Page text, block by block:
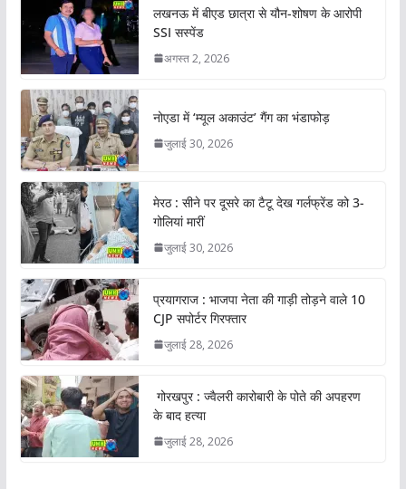
लखनऊ में बीएड छात्रा से यौन-शोषण के आरोपी
SSI सस्पेंड
अगस्त 2, 2026
नोएडा में ‘म्यूल अकाउंट’ गैंग का भंडाफोड़
जुलाई 30, 2026
मेरठ : सीने पर दूसरे का टैटू देख गर्लफ्रेंड को 3-
गोलियां मारीं
जुलाई 30, 2026
प्रयागराज : भाजपा नेता की गाड़ी तोड़ने वाले 10
CJP सपोर्टर गिरफ्तार
जुलाई 28, 2026
गोरखपुर : ज्वैलरी कारोबारी के पोते की अपहरण
के बाद हत्या
जुलाई 28, 2026